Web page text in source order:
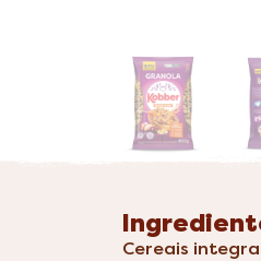
Cereais